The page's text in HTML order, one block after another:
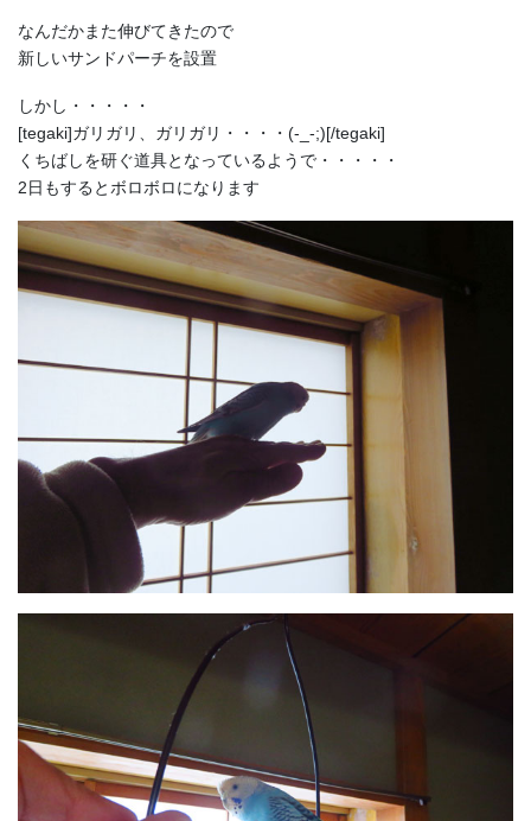
なんだかまた伸びてきたので
新しいサンドパーチを設置
しかし・・・・・
[tegaki]ガリガリ、ガリガリ・・・・(-_-;)[/tegaki]
くちばしを研ぐ道具となっているようで・・・・・
2日もするとボロボロになります